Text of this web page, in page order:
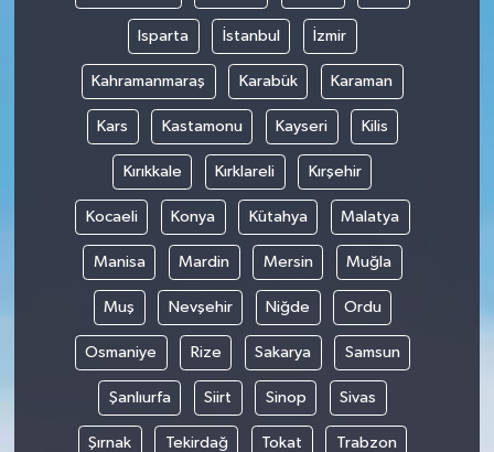
Isparta İstanbul İzmir
Kahramanmaraş Karabük Karaman
Kars Kastamonu Kayseri Kilis
Kırıkkale Kırklareli Kırşehir
Kocaeli Konya Kütahya Malatya
Manisa Mardin Mersin Muğla
Muş Nevşehir Niğde Ordu
Osmaniye Rize Sakarya Samsun
Şanlıurfa Siirt Sinop Sivas
Şırnak Tekirdağ Tokat Trabzon